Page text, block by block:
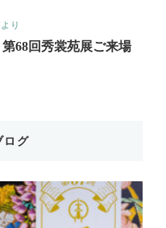
り
68回秀裳苑展ご来場
ログ